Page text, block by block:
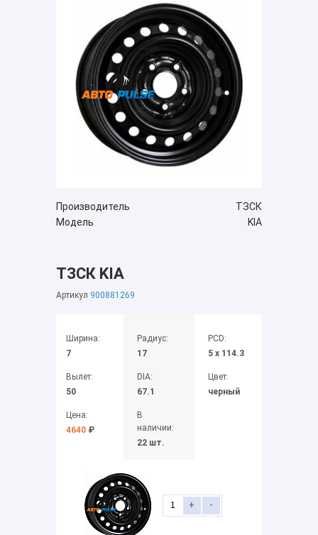
Производитель
ТЗСК
Модель
KIA
ТЗСК KIA
Артикул 900881269
Ширина:
7
Вылет:
50
Цена:
4640 ₽
Радиус:
17
DIA:
67.1
В
наличии:
22 шт.
PCD:
5 x 114.3
Цвет:
черный
+ -